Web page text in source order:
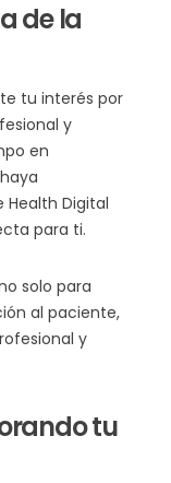
de la
tu interés por
y
en
Health Digital
para ti.
solo para
al paciente,
y
tu